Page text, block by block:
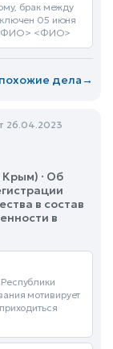
брак между
05 июня
<ФИО> <ФИО>
дела→
26.04.2023
· Об
в состав
в
мотивирует